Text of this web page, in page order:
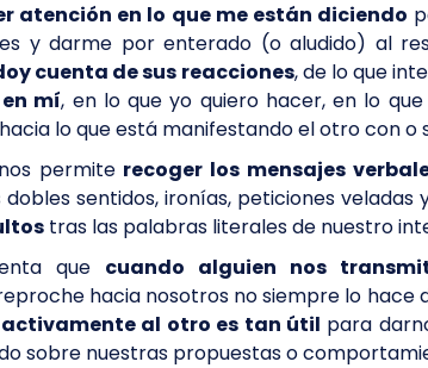
atención en lo que me están diciendo
y darme por enterado (o aludido) al
cuenta de sus reacciones, de lo que
mí, en lo que yo quiero hacer, en lo
lo que está manifestando el otro con o
permite recoger los mensajes
sentidos, ironías, peticiones veladas
tras las palabras literales de nuestro
que cuando alguien nos
hacia nosotros no siempre lo hace
al otro es tan útil para
sobre nuestras propuestas o